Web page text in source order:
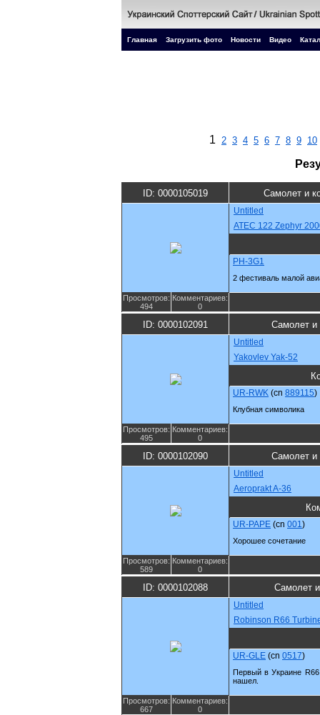
Главная Загрузить фото Новости Видео
1 2 3 4 5 6 7 8 9 10
ID: 0000105019 Самолет и
Untitled
ATEC 122 Zephyr
PH-3G1
2 фестиваль малой
Просмотров:
494
Комментариев:
0
ID: 0000102091 Самолет и
Untitled
Yakovlev Yak-52
UR-RWK (cn 889115)
Клубная символика
Просмотров:
495
Комментариев:
0
ID: 0000102090 Самолет и
Untitled
Aeroprakt A-36
UR-PAPE (cn 001)
Хорошее сочетание
Просмотров:
589
Комментариев:
0
ID: 0000102088 Самолет
Untitled
Robinson R66
UR-GLE (cn 0517)
Первый в Украине
нашел.
Просмотров:
667
Комментариев:
0